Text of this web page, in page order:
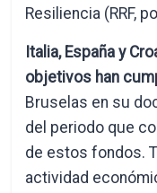
Resiliencia (RRF,
Italia, España y
objetivos han
Bruselas en su
del periodo que
de estos fondos.
actividad